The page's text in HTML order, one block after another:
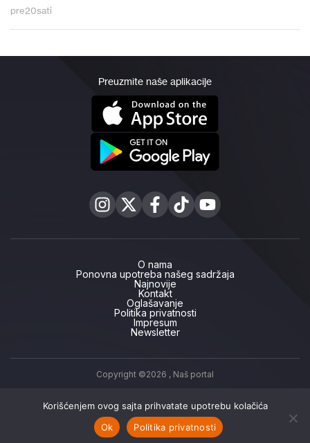
pre20sati
Najnovije Naše priče Podcast
Preuzmite naše aplikacije
O nama
Ponovna upotreba našeg sadržaja
Najnovije
Kontakt
Oglašavanje
Politika privatnosti
Impresum
Newsletter
Copyright ©2026 , Naš portal
Korišćenjem ovog sajta prihvatate upotrebu kolačića
Ok
Politika privatnosti